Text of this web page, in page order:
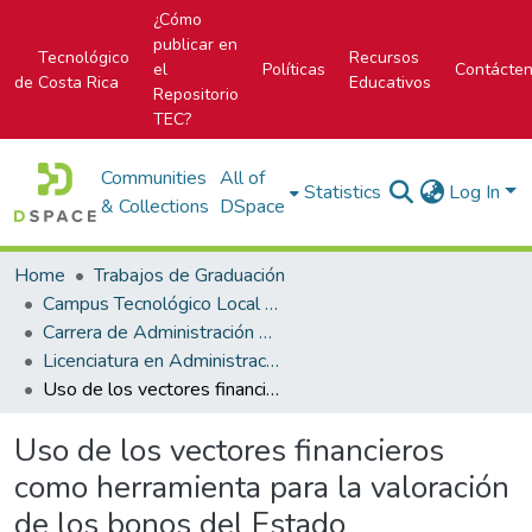
Tecnológico
de Costa Rica
¿Cómo
publicar en
el
Repositorio
TEC?
Políticas
Recursos
Educativos
Communities
& Collections
All of
DSpace
Statistics Log In
Home
Trabajos de Graduación
Campus Tecnológico Local San José
Carrera de Administración de Empresa
Licenciatura en Administración de Empresas
Uso de los vectores financieros como herramienta para la valoración de los bonos del Estado Costarricense por parte de entidades administradoras de fondos de inversión
Uso de los vectores financieros
como herramienta para la valoración